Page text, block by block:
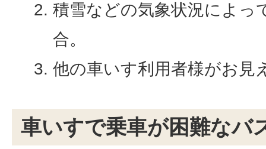
積雪などの気象状況によっ
合。
他の車いす利用者様がお見
車いすで乗車が困難なバ